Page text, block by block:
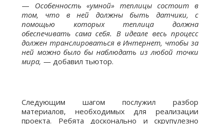
— Особенность «умной» теплицы состоит в
том, что в ней должны быть датчики, с
помощью которых теплица должна
обеспечивать сама себя. В идеале весь процесс
должен транслироваться в Интернет, чтобы за
ней можно было бы наблюдать из любой точки
мира, — добавил тьютор.
Следующим шагом послужил разбор
материалов, необходимых для реализации
проекта. Ребята досконально и скрупулезно